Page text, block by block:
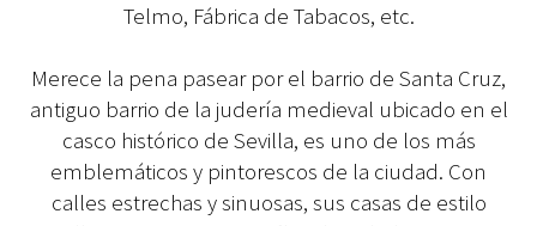
Telmo, Fábrica de Tabacos, etc.
Merece la pena pasear por el barrio de Santa Cruz,
antiguo barrio de la judería medieval ubicado en el
casco histórico de Sevilla, es uno de los más
emblemáticos y pintorescos de la ciudad. Con
calles estrechas y sinuosas, sus casas de estilo